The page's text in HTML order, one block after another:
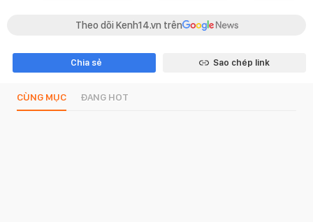
Theo dõi Kenh14.vn trên
Chia sẻ Sao chép link
CÙNG MỤC ĐANG HOT